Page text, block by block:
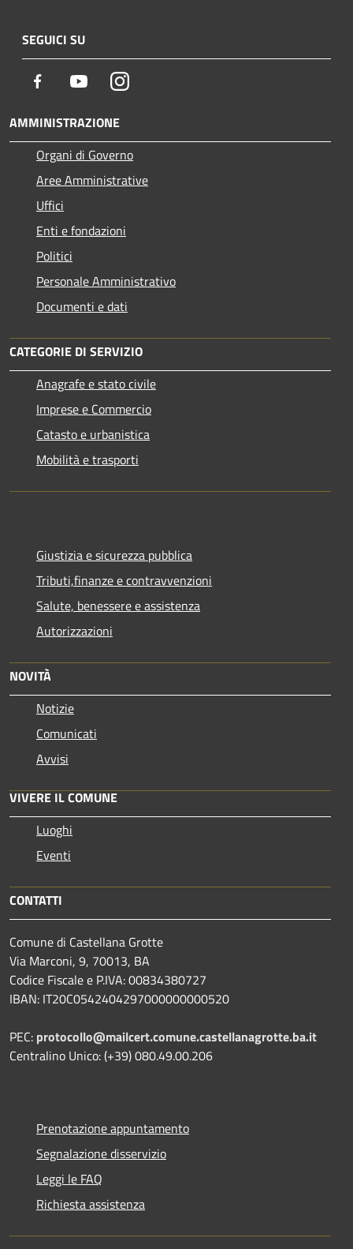
SEGUICI SU
Facebook YoutubeInstagram
AMMINISTRAZIONE
Organi di Governo
Aree Amministrative
Uffici
Enti e fondazioni
Politici
Personale Amministrativo
Documenti e dati
CATEGORIE DI SERVIZIO
Anagrafe e stato civile
Imprese e Commercio
Catasto e urbanistica
Mobilità e trasporti
Giustizia e sicurezza pubblica
Tributi,finanze e contravvenzioni
Salute, benessere e assistenza
Autorizzazioni
NOVITÀ
Notizie
Comunicati
Avvisi
VIVERE IL COMUNE
Luoghi
Eventi
CONTATTI
Comune di Castellana Grotte
Via Marconi, 9, 70013, BA
Codice Fiscale e P.IVA: 00834380727
IBAN: IT20C0542404297000000000520
PEC: protocollo@mailcert.comune.castellanagrotte.ba.it
Centralino Unico: (+39) 080.49.00.206
Prenotazione appuntamento
Segnalazione disservizio
Leggi le FAQ
Richiesta assistenza